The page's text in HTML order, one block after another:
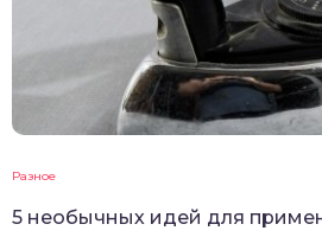
Разное
5 необычных идей для